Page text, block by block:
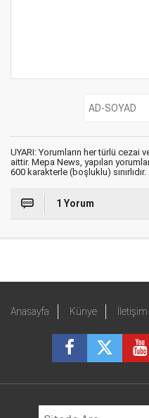
UYARI: Yorumların her türlü
aittir. Mepa News, yapılan
600 karakterle (boşluklu) sınırlıdır.
1 Yorum
Anasayfa Künye İletişim